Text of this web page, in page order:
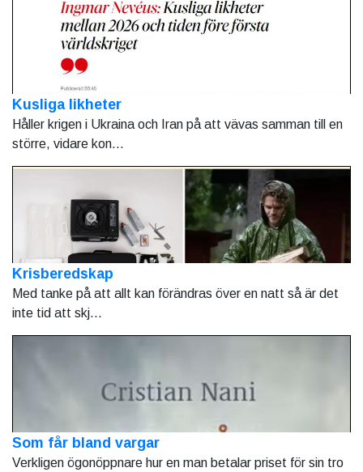
Kusliga likheter
Håller krigen i Ukraina och Iran på att vävas samman till en
större, vidare kon...
Krisberedskap
Med tanke på att allt kan förändras över en natt så är det
inte tid att skj...
Som får bland vargar
Verkligen ögonöppnare hur en man betalar priset för sin tro